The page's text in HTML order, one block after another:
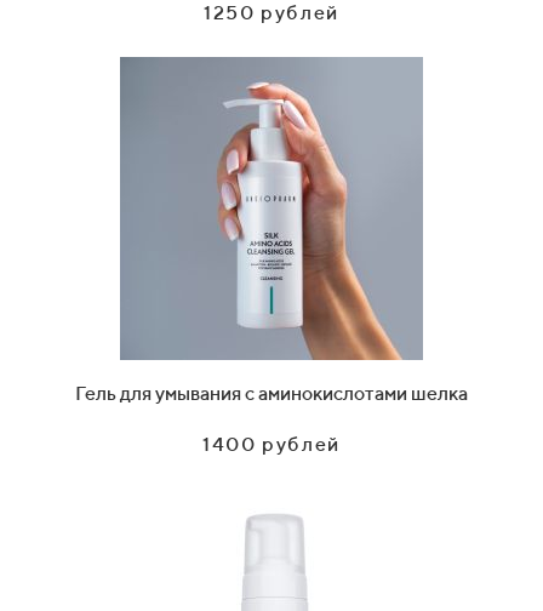
1250 рублей
Гель для умывания с аминокислотами шелка
1400 рублей